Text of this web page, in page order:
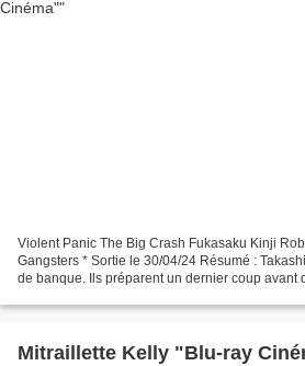
Violent Panic The Big Crash Fukasaku Kinji
Gangsters * Sortie le 30/04/24 Résumé :
de banque. Ils préparent un dernier coup avant
Mitraillette Kelly "Blu-ray